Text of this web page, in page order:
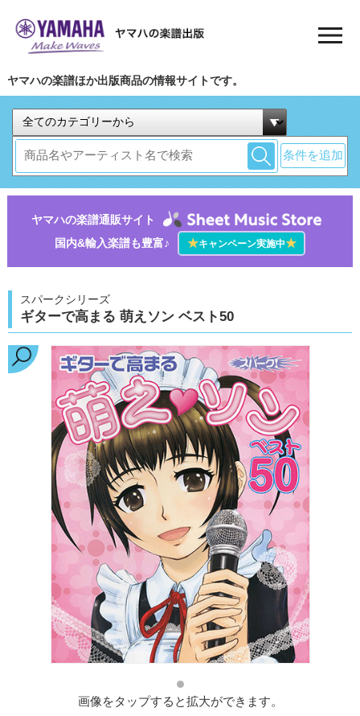
ヤマハの楽譜ほか出版商品の情報サイトです。
条件を追加
ヤマハの楽譜通販サイト
国内&輸入楽譜も豊富♪
★キャンペーン実施中★
スパークシリーズ
ギターで高まる 萌えソン ベスト50
画像をタップすると拡大ができます。